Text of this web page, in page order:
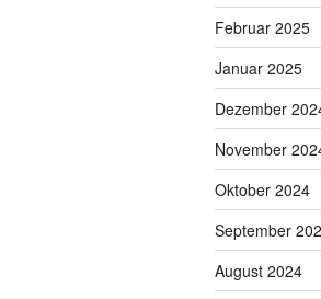
Februar 2025
Januar 2025
Dezember
November
Oktober 2024
September
August 2024